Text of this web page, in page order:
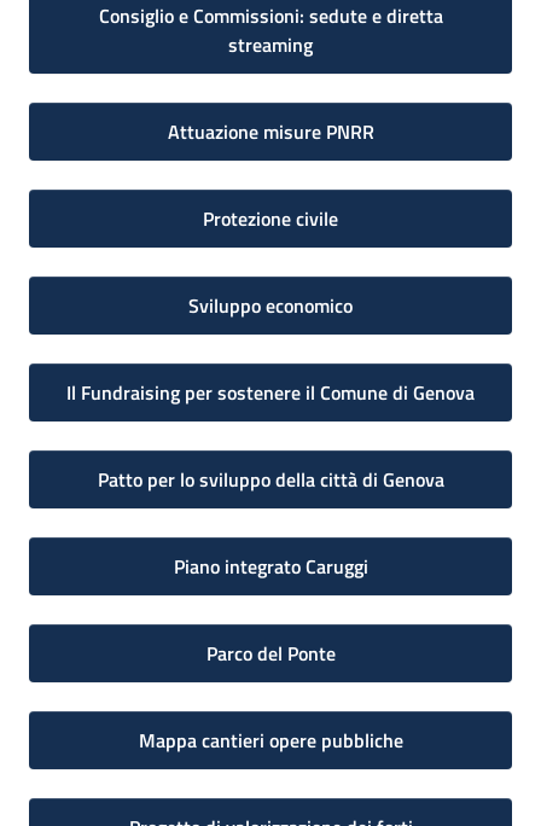
Consiglio e Commissioni: sedute e diretta
streaming
Attuazione misure PNRR
Protezione civile
Sviluppo economico
Il Fundraising per sostenere il Comune di Genova
Patto per lo sviluppo della città di Genova
Piano integrato Caruggi
Parco del Ponte
Mappa cantieri opere pubbliche